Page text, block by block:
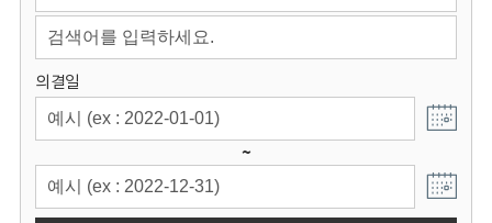
회
의결일
~